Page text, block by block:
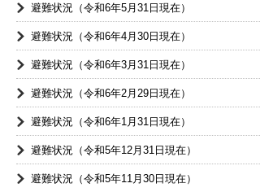
避難状況（令和6年5月31日現在）
避難状況（令和6年4月30日現在）
避難状況（令和6年3月31日現在）
避難状況（令和6年2月29日現在）
避難状況（令和6年1月31日現在）
避難状況（令和5年12月31日現在）
避難状況（令和5年11月30日現在）